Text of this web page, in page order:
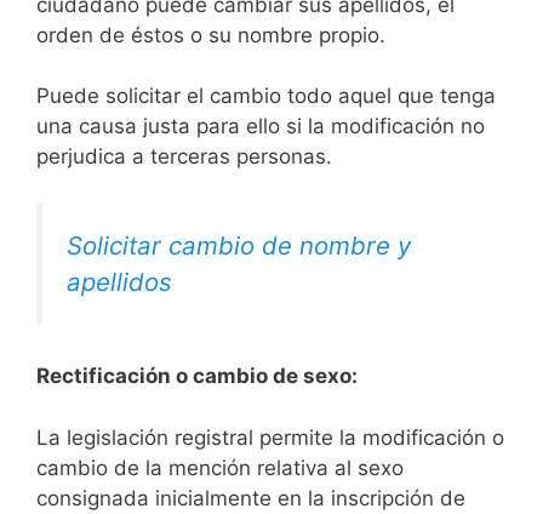
orden de éstos o su nombre propio.
Puede solicitar el cambio todo aquel que tenga
una causa justa para ello si la modificación no
perjudica a terceras personas.
Solicitar cambio de nombre y
apellidos
Rectificación o cambio de sexo:
La legislación registral permite la modificación o
cambio de la mención relativa al sexo
consignada inicialmente en la inscripción de